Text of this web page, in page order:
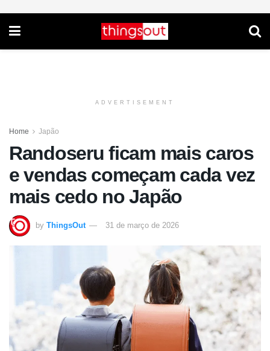
ADVERTISEMENT
Home Japão
Randoseru ficam mais caros
e vendas começam cada vez
mais cedo no Japão
by ThingsOut 31 de março de 2026